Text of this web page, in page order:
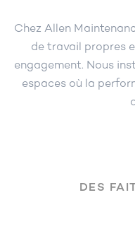
Chez Allen
de travail propres
engagement. Nous
espaces où la
DES